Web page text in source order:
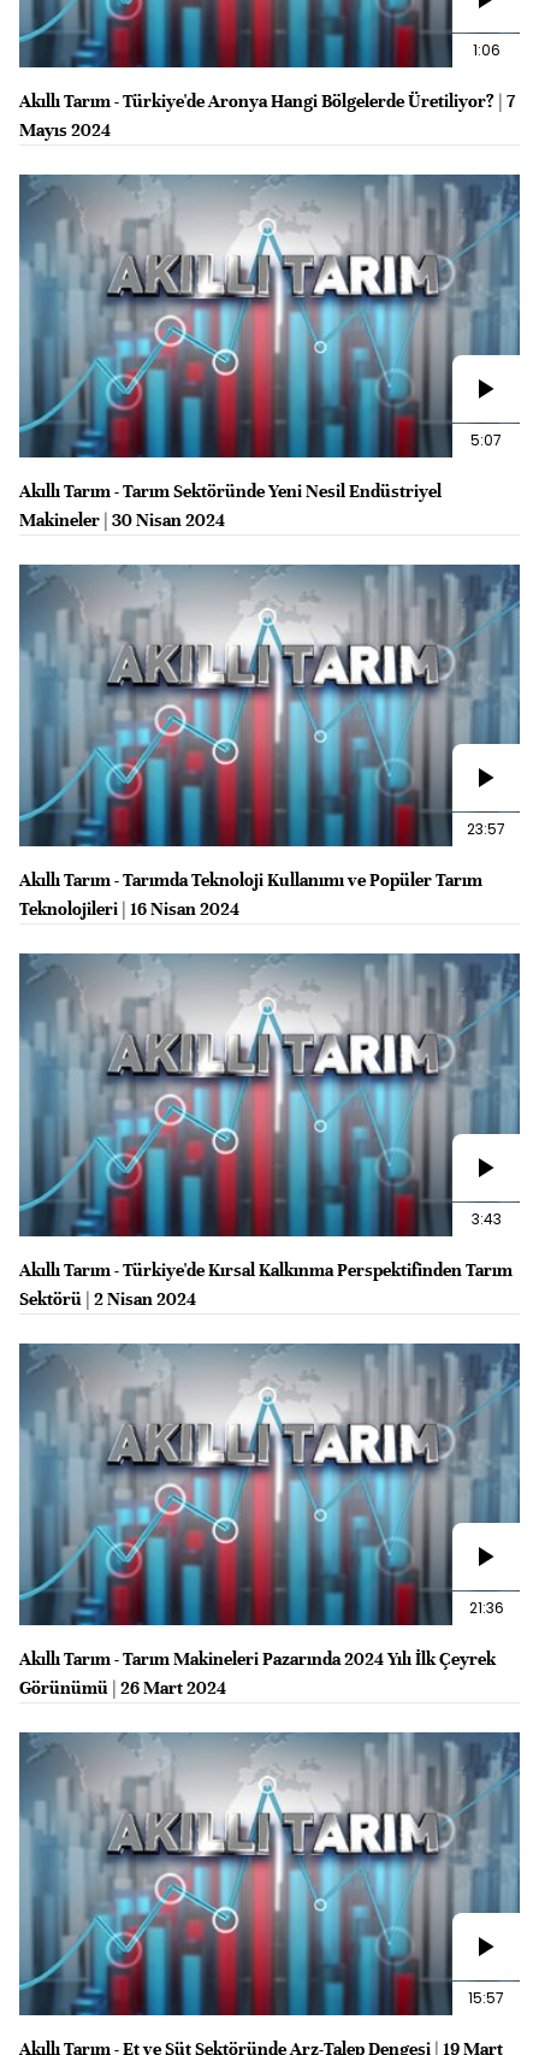
1:06
Akıllı Tarım - Türkiye'de Aronya Hangi Bölgelerde Üretiliyor? | 7
Mayıs 2024
5:07
Akıllı Tarım - Tarım Sektöründe Yeni Nesil Endüstriyel
Makineler | 30 Nisan 2024
23:57
Akıllı Tarım - Tarımda Teknoloji Kullanımı ve Popüler Tarım
Teknolojileri | 16 Nisan 2024
3:43
Akıllı Tarım - Türkiye'de Kırsal Kalkınma Perspektifinden Tarım
Sektörü | 2 Nisan 2024
21:36
Akıllı Tarım - Tarım Makineleri Pazarında 2024 Yılı İlk Çeyrek
Görünümü | 26 Mart 2024
15:57
Akıllı Tarım - Et ve Süt Sektöründe Arz-Talep Dengesi | 19 Mart